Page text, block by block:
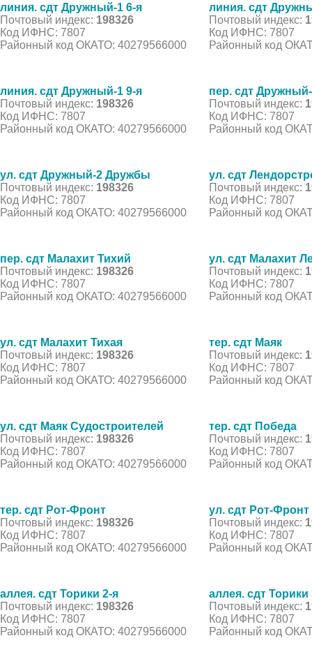
линия. сдт Дружный-1 6-я
Почтовый индекс: 198326
Код ИФНС: 7807
Районный код ОКАТО: 40279566000
линия. сдт
Почтовый индекс:
Код ИФНС: 7807
Районный код
линия. сдт Дружный-1 9-я
Почтовый индекс: 198326
Код ИФНС: 7807
Районный код ОКАТО: 40279566000
пер. сдт
Почтовый индекс:
Код ИФНС: 7807
Районный код
ул. сдт Дружный-2 Дружбы
Почтовый индекс: 198326
Код ИФНС: 7807
Районный код ОКАТО: 40279566000
ул. сдт
Почтовый индекс:
Код ИФНС: 7807
Районный код
пер. сдт Малахит Тихий
Почтовый индекс: 198326
Код ИФНС: 7807
Районный код ОКАТО: 40279566000
ул. сдт Малахит
Почтовый индекс:
Код ИФНС: 7807
Районный код
ул. сдт Малахит Тихая
Почтовый индекс: 198326
Код ИФНС: 7807
Районный код ОКАТО: 40279566000
тер. сдт Маяк
Почтовый индекс:
Код ИФНС: 7807
Районный код
ул. сдт Маяк Судостроителей
Почтовый индекс: 198326
Код ИФНС: 7807
Районный код ОКАТО: 40279566000
тер. сдт Победа
Почтовый индекс:
Код ИФНС: 7807
Районный код
тер. сдт Рот-Фронт
Почтовый индекс: 198326
Код ИФНС: 7807
Районный код ОКАТО: 40279566000
ул. сдт Рот-Фронт
Почтовый индекс:
Код ИФНС: 7807
Районный код
аллея. сдт Торики 2-я
Почтовый индекс: 198326
Код ИФНС: 7807
Районный код ОКАТО: 40279566000
аллея. сдт Торики
Почтовый индекс:
Код ИФНС: 7807
Районный код